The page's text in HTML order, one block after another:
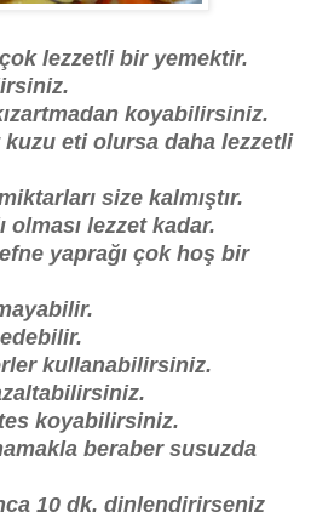
lezzetli bir yemektir.
koyabilirsiniz.
kuzu eti olursa daha lezzetli
size kalmıştır.
olması lezzet kadar.
yaprağı çok hoş bir
kullanabilirsiniz.
koyabilirsiniz.
beraber susuzda
10 dk. dinlendirirseniz